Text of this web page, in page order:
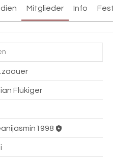
Mitglieder Info
Flükiger